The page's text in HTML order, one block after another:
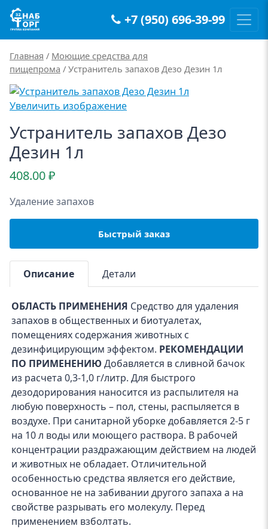
Main Navigation +7 (950) 696-39-99
Главная / Моющие средства для
пищепрома / Устранитель запахов Дезо Дезин 1л
Увеличить изображение
Устранитель запахов Дезо
Дезин 1л
408.00₽
Удаление запахов
Быстрый заказ
Описание Детали
ОБЛАСТЬ ПРИМЕНЕНИЯ Средство для удаления
запахов в общественных и биотуалетах,
помещениях содержания животных с
дезинфицирующим эффектом. РЕКОМЕНДАЦИИ
ПО ПРИМЕНЕНИЮДобавляется в сливной бачок
из расчета 0,3-1,0 г/литр. Для быстрого
дезодорирования наносится из распылителя на
любую поверхность – пол, стены, распыляется в
воздухе. При санитарной уборке добавляется 2-5 г
на 10 л воды или моющего раствора. В рабочей
концентрации раздражающим действием на людей
и животных не обладает. Отличительной
особенностью средства является его действие,
основанное не на забивании другого запаха а на
свойстве разрывать его молекулу. Перед
применением взболтать.